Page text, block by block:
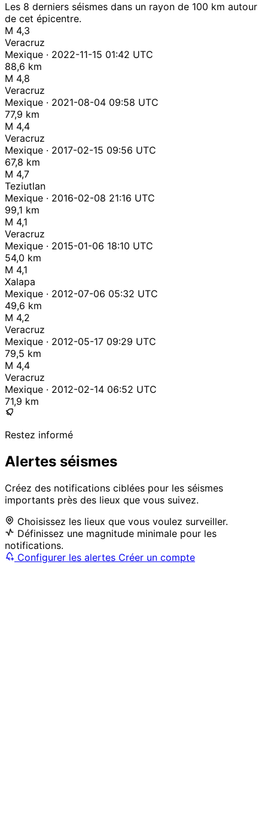
Les 8 derniers séismes dans un rayon de 100 km autour
de cet épicentre.
M 4,3
Veracruz
Mexique · 2022-11-15 01:42 UTC
88,6 km
M 4,8
Veracruz
Mexique · 2021-08-04 09:58 UTC
77,9 km
M 4,4
Veracruz
Mexique · 2017-02-15 09:56 UTC
67,8 km
M 4,7
Teziutlan
Mexique · 2016-02-08 21:16 UTC
99,1 km
M 4,1
Veracruz
Mexique · 2015-01-06 18:10 UTC
54,0 km
M 4,1
Xalapa
Mexique · 2012-07-06 05:32 UTC
49,6 km
M 4,2
Veracruz
Mexique · 2012-05-17 09:29 UTC
79,5 km
M 4,4
Veracruz
Mexique · 2012-02-14 06:52 UTC
71,9 km
Restez informé
Alertes séismes
Créez des notifications ciblées pour les séismes
importants près des lieux que vous suivez.
Choisissez les lieux que vous voulez surveiller.
Définissez une magnitude minimale pour les
notifications.
Configurer les alertes Créer un compte